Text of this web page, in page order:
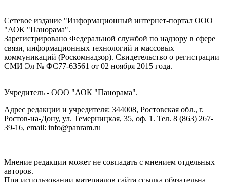
Сетевое издание "Информационный интернет-портал ООО
"АОК "Панорама".
Зарегистрировано Федеральной службой по надзору в сфере
связи, информационных технологий и массовых
коммуникаций (Роскомнадзор). Cвидетельство о регистрации
СМИ Эл № ФС77-63561 от 02 ноября 2015 года.
Учредитель - ООО "АОК "Панорама".
Адрес редакции и учредителя: 344008, Ростовская обл., г.
Ростов-на-Дону, ул. Темерницкая, 35, оф. 1. Тел. 8 (863) 267-
39-16, email: info@panram.ru
Мнение редакции может не совпадать с мнением отдельных
авторов.